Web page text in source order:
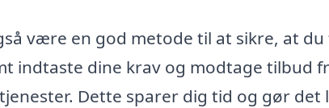
være en god metode til at sikre, at du
indtaste dine krav og modtage tilbud
Dette sparer dig tid og gør det